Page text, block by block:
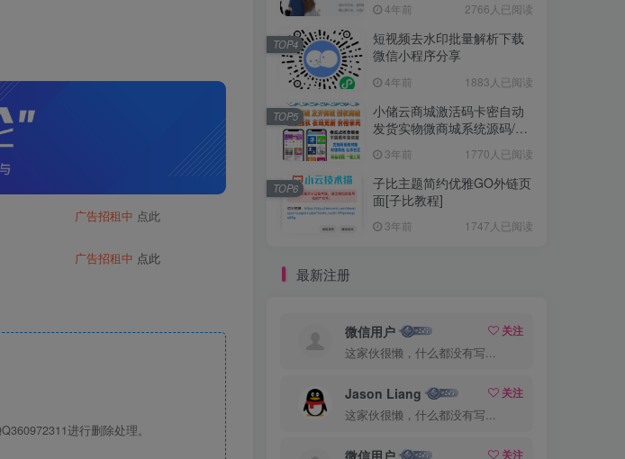
广告招租中 点此
广告招租中 点此
进行删除处理。
4年前 2766人已阅读
短视频去水印批量解析下载
微信小程序分享
4年前 1883人已阅读
TOP4
小储云商城激活码卡密自动
发货实物微商城系统源码/正
3年前 1770人已阅读
TOP5
子比主题简约优雅GO外链页
面[子比教程]
3年前 1747人已阅读
TOP6
最新注册
微信用户
关注
这家伙很懒，什么都没有写...
Jason Liang
关注
这家伙很懒，什么都没有写...
微信用户
关注